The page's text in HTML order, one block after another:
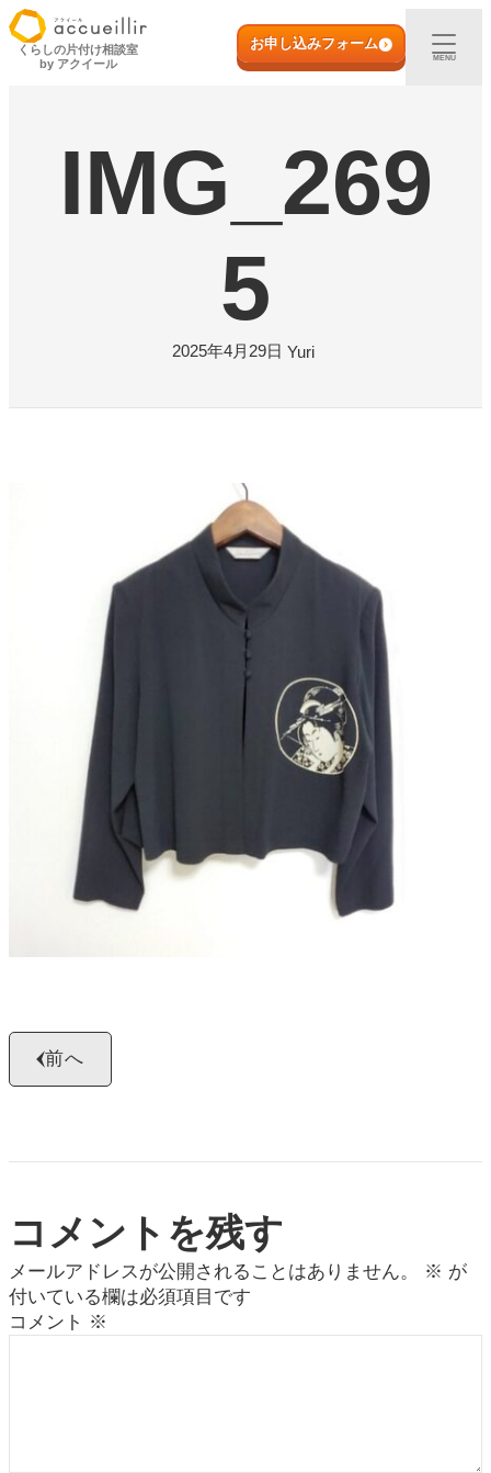
内
容
初めての方へ
宅配買取
ご利用実例
よくある質問
お問い合わせ
0120-29-5302
受付時間9:00〜18:00（年中無休※年末年始は除く）
お申し込みフォーム
くらしの片付け相談室
by アクイール
お申し込みフォーム
MENU
IMG_269
5
2025年4月29日 Yuri
前へ
コメントを残す
メールアドレスが公開されることはありません。 ※ が
付いている欄は必須項目です
コメント ※